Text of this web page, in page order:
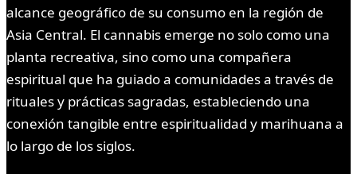
alcance geográfico de su consumo en la región de
Asia Central. El cannabis emerge no solo como una
planta recreativa, sino como una compañera
espiritual que ha guiado a comunidades a través de
rituales y prácticas sagradas, estableciendo una
conexión tangible entre espiritualidad y marihuana a
lo largo de los siglos.